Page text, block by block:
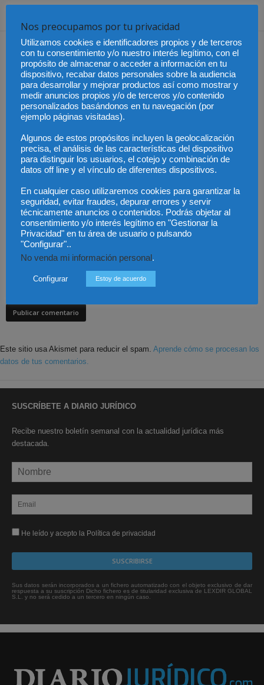
Dejar una respuesta
Save my name, email, and website in this browser for the next time I
Este sitio usa Akismet para reducir el spam. Aprende cómo se procesan los
datos de tus comentarios.
SUSCRÍBETE A DIARIO JURÍDICO
Recibe nuestro boletín semanal con la actualidad jurídica más
destacada.
He leído y acepto la Política de privacidad
Sus datos serán incorporados a un fichero automatizado con el objeto exclusivo de dar
respuesta a su suscripción Dicho fichero es de titularidad exclusiva de LEXDIR GLOBAL
S.L. y no será cedido a un tercero en ningún caso.
Nos preocupamos por tu privacidad
Utilizamos cookies e identificadores propios y de terceros
con tu consentimiento y/o nuestro interés legítimo, con el
propósito de almacenar o acceder a información en tu
dispositivo, recabar datos personales sobre la audiencia
para desarrollar y mejorar productos así como mostrar y
medir anuncios propios y/o de terceros y/o contenido
personalizados basándonos en tu navegación (por
ejemplo páginas visitadas).
Algunos de estos propósitos incluyen la geolocalización
precisa, el análisis de las características del dispositivo
para distinguir los usuarios, el cotejo y combinación de
datos off line y el vínculo de diferentes dispositivos.
En cualquier caso utilizaremos cookies para garantizar la
seguridad, evitar fraudes, depurar errores y servir
técnicamente anuncios o contenidos. Podrás objetar al
consentimiento y/o interés legítimo en "Gestionar la
Privacidad" en tu área de usuario o pulsando
"Configurar"..
No venda mi información personal.
Configurar Estoy de acuerdo